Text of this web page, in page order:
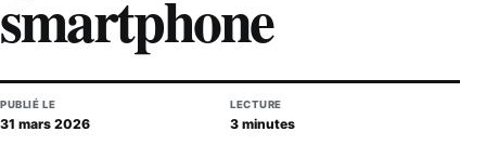
smartphone
PUBLIÉ LE
31 mars 2026
LECTURE
3 minutes